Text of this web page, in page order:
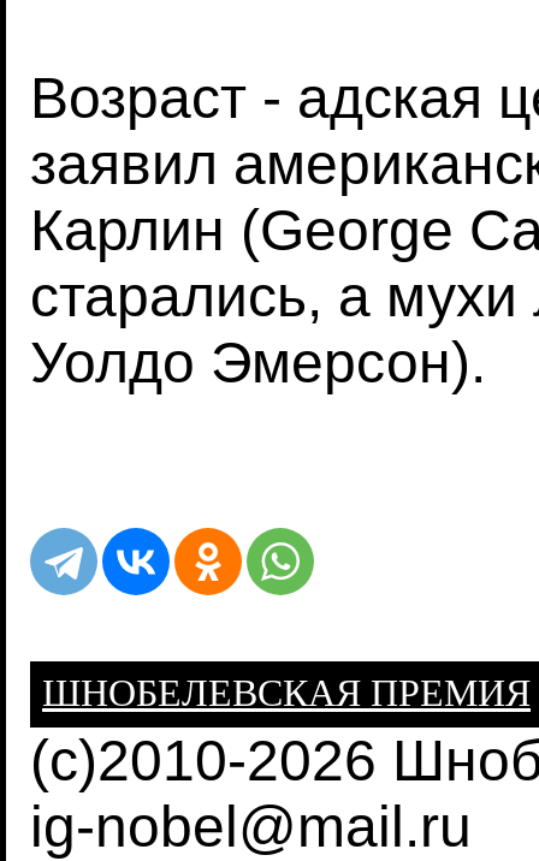
Возраст - адская
заявил
Карлин (George
старались, а
Уолдо Эмерсон).
ШНОБЕЛЕВСКАЯ ПРЕМИЯ
(c)2010-2026
ig-nobel@mail.ru